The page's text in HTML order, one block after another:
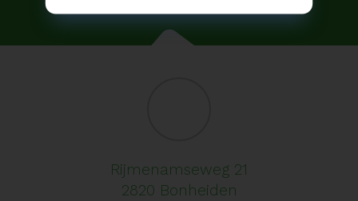
Rijmenamseweg 21
2820 Bonheiden